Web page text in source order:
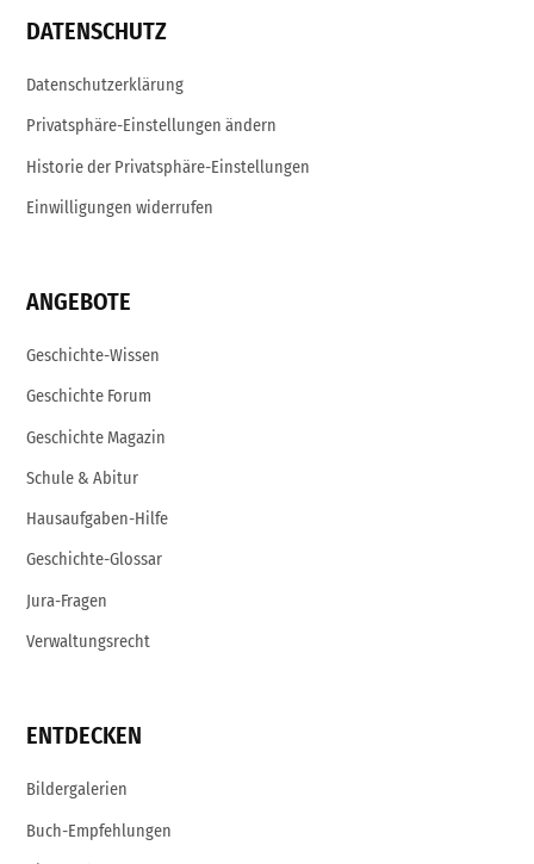
DATENSCHUTZ
Datenschutzerklärung
Privatsphäre-Einstellungen ändern
Historie der Privatsphäre-Einstellungen
Einwilligungen widerrufen
ANGEBOTE
Geschichte-Wissen
Geschichte Forum
Geschichte Magazin
Schule & Abitur
Hausaufgaben-Hilfe
Geschichte-Glossar
Jura-Fragen
Verwaltungsrecht
ENTDECKEN
Bildergalerien
Buch-Empfehlungen